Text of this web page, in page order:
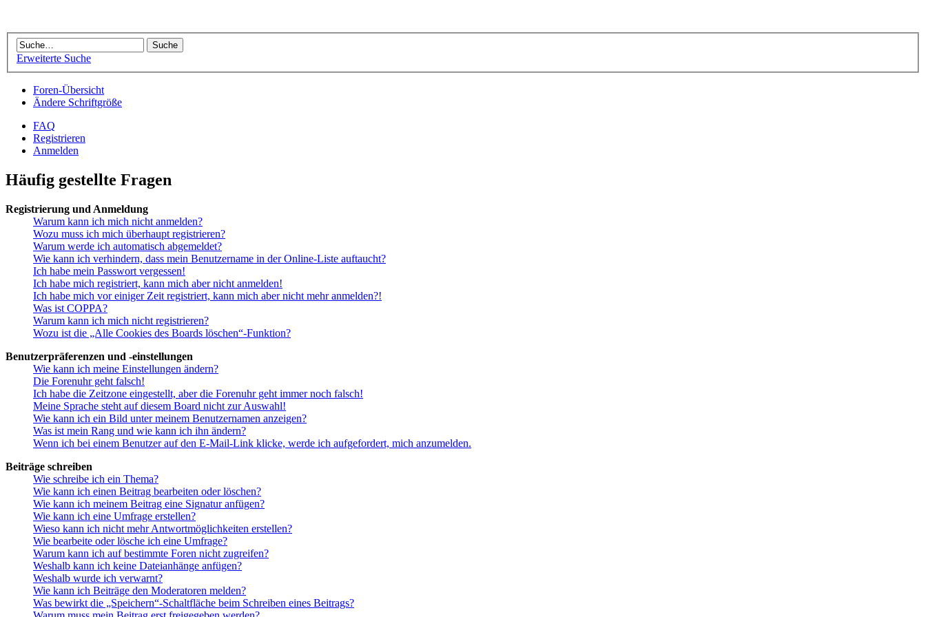
Erweiterte Suche
Foren-Übersicht
Ändere Schriftgröße
FAQ
Registrieren
Anmelden
Häufig gestellte Fragen
Registrierung und Anmeldung
Warum kann ich mich nicht anmelden?
Wozu muss ich mich überhaupt registrieren?
Warum werde ich automatisch abgemeldet?
Wie kann ich verhindern, dass mein Benutzername in der Online-Liste auftaucht?
Ich habe mein Passwort vergessen!
Ich habe mich registriert, kann mich aber nicht anmelden!
Ich habe mich vor einiger Zeit registriert, kann mich aber nicht mehr anmelden?!
Was ist COPPA?
Warum kann ich mich nicht registrieren?
Wozu ist die „Alle Cookies des Boards löschen“-Funktion?
Benutzerpräferenzen und -einstellungen
Wie kann ich meine Einstellungen ändern?
Die Forenuhr geht falsch!
Ich habe die Zeitzone eingestellt, aber die Forenuhr geht immer noch falsch!
Meine Sprache steht auf diesem Board nicht zur Auswahl!
Wie kann ich ein Bild unter meinem Benutzernamen anzeigen?
Was ist mein Rang und wie kann ich ihn ändern?
Wenn ich bei einem Benutzer auf den E-Mail-Link klicke, werde ich aufgefordert, mich anzumelden.
Beiträge schreiben
Wie schreibe ich ein Thema?
Wie kann ich einen Beitrag bearbeiten oder löschen?
Wie kann ich meinem Beitrag eine Signatur anfügen?
Wie kann ich eine Umfrage erstellen?
Wieso kann ich nicht mehr Antwortmöglichkeiten erstellen?
Wie bearbeite oder lösche ich eine Umfrage?
Warum kann ich auf bestimmte Foren nicht zugreifen?
Weshalb kann ich keine Dateianhänge anfügen?
Weshalb wurde ich verwarnt?
Wie kann ich Beiträge den Moderatoren melden?
Was bewirkt die „Speichern“-Schaltfläche beim Schreiben eines Beitrags?